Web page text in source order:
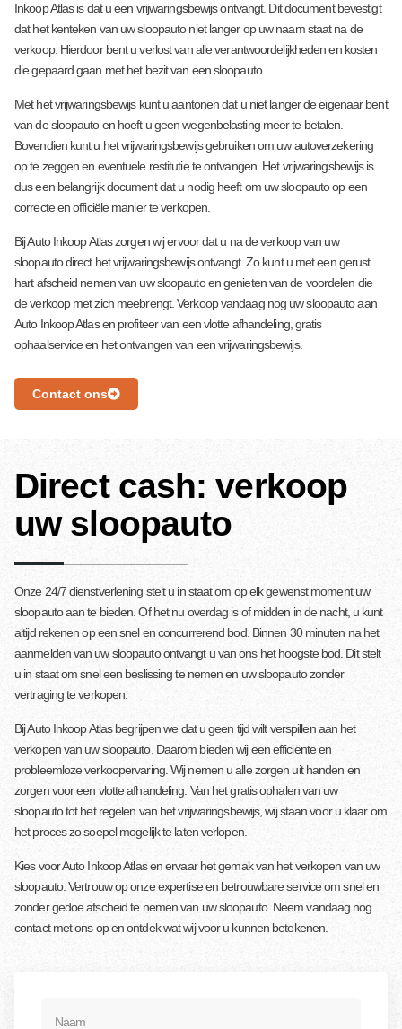
Inkoop Atlas is dat u een vrijwaringsbewijs ontvangt. Dit document bevestigt
dat het kenteken van uw sloopauto niet langer op uw naam staat na de
verkoop. Hierdoor bent u verlost van alle verantwoordelijkheden en kosten
die gepaard gaan met het bezit van een sloopauto.
Met het vrijwaringsbewijs kunt u aantonen dat u niet langer de eigenaar bent
van de sloopauto en hoeft u geen wegenbelasting meer te betalen.
Bovendien kunt u het vrijwaringsbewijs gebruiken om uw autoverzekering
op te zeggen en eventuele restitutie te ontvangen. Het vrijwaringsbewijs is
dus een belangrijk document dat u nodig heeft om uw sloopauto op een
correcte en officiële manier te verkopen.
Bij Auto Inkoop Atlas zorgen wij ervoor dat u na de verkoop van uw
sloopauto direct het vrijwaringsbewijs ontvangt. Zo kunt u met een gerust
hart afscheid nemen van uw sloopauto en genieten van de voordelen die
de verkoop met zich meebrengt. Verkoop vandaag nog uw sloopauto aan
Auto Inkoop Atlas en profiteer van een vlotte afhandeling, gratis
ophaalservice en het ontvangen van een vrijwaringsbewijs.
Contact ons
Direct cash: verkoop
uw sloopauto
Onze 24/7 dienstverlening stelt u in staat om op elk gewenst moment uw
sloopauto aan te bieden. Of het nu overdag is of midden in de nacht, u kunt
altijd rekenen op een snel en concurrerend bod. Binnen 30 minuten na het
aanmelden van uw sloopauto ontvangt u van ons het hoogste bod. Dit stelt
u in staat om snel een beslissing te nemen en uw sloopauto zonder
vertraging te verkopen.
Bij Auto Inkoop Atlas begrijpen we dat u geen tijd wilt verspillen aan het
verkopen van uw sloopauto. Daarom bieden wij een efficiënte en
probleemloze verkoopervaring. Wij nemen u alle zorgen uit handen en
zorgen voor een vlotte afhandeling. Van het gratis ophalen van uw
sloopauto tot het regelen van het vrijwaringsbewijs, wij staan voor u klaar om
het proces zo soepel mogelijk te laten verlopen.
Kies voor Auto Inkoop Atlas en ervaar het gemak van het verkopen van uw
sloopauto. Vertrouw op onze expertise en betrouwbare service om snel en
zonder gedoe afscheid te nemen van uw sloopauto. Neem vandaag nog
contact met ons op en ontdek wat wij voor u kunnen betekenen.